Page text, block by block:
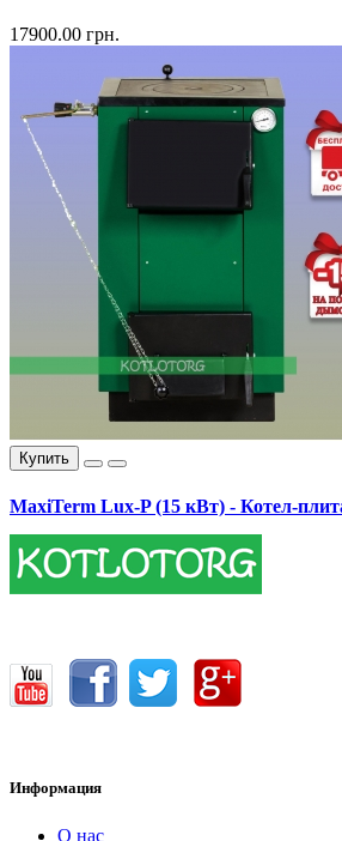
17900.00 грн.
Купить
MaxiTerm Lux-P (15 кВт) - Котел-
17400.00 грн.
Информация
О нас